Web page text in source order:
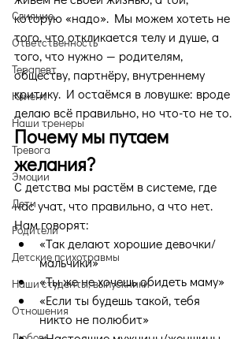
Слияние
Ответственность
Терапевт
Клиент
Наши тренеры
Тревога
Эмоции
Дети
Родители
Детские психотравмы
Наши студенты, выпускники
Отношения
которую «надо». Мы можем хотеть не
того, что откликается телу и душе, а
того, что нужно — родителям,
обществу, партнёру, внутреннему
критику. И остаёмся в ловушке: вроде
делаю всё правильно, но что-то не то.
Почему мы путаем
желания?
С детства мы растём в системе, где
нас учат, что правильно, а что нет.
Нам говорят:
«Так делают хорошие девочки/
мальчики»
«Ты же не хочешь обидеть маму»
«Если ты будешь такой, тебя
никто не полюбит»